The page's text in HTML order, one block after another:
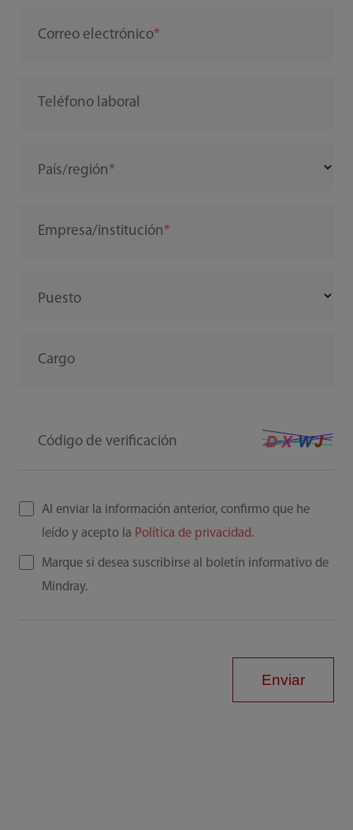
Correo electrónico
Teléfono laboral
País/región
Empresa/institución
Puesto
Cargo
Código de verificación
Al enviar la información anterior, confirmo que he
leído y acepto la Política de privacidad.
Marque si desea suscribirse al boletín informativo de
Mindray.
Enviar